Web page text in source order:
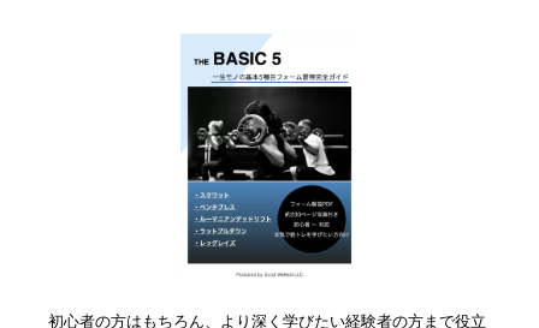
初心者の方はもちろん、より深く学びたい経験者の方まで役立